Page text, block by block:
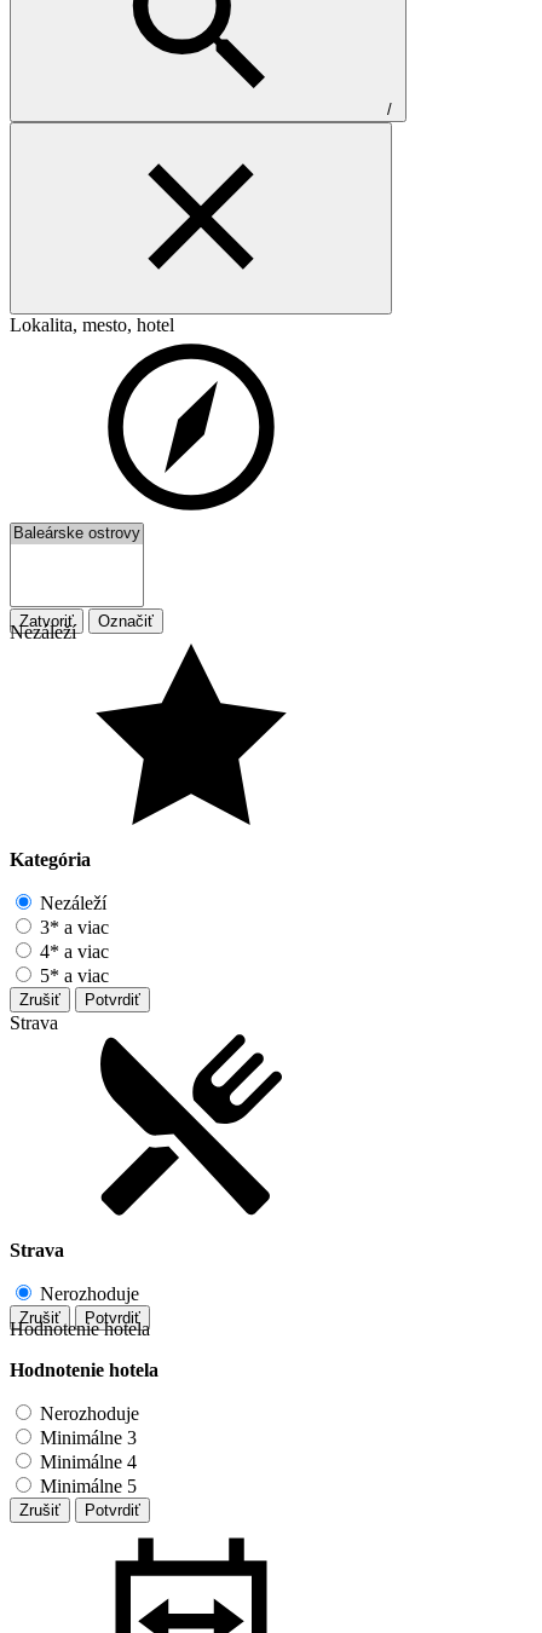
/
Lokalita, mesto, hotel
Zatvoriť Označiť
Nezáleží
Kategória
Nezáleží
3* a viac
4* a viac
5* a viac
Zrušiť Potvrdiť
Strava
Strava
Nerozhoduje
Zrušiť Potvrdiť
Hodnotenie hotela
Hodnotenie hotela
Nerozhoduje
Minimálne 3
Minimálne 4
Minimálne 5
Zrušiť Potvrdiť